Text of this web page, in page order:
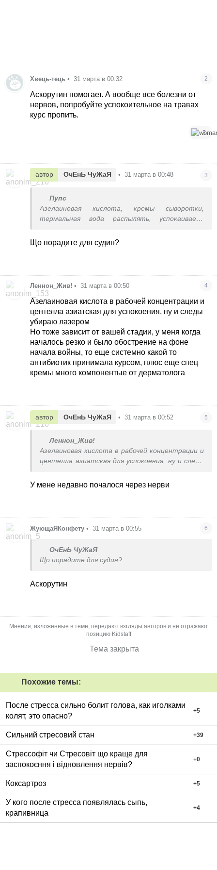
Хвець-тець • 31 марта в 00:32 2
Аскорутин помогает. А вообще все болезни от
нервов, попробуйте успокоительное на травах
курс пропить.
3
автор ОчЕнЬ ЧуЖаЯ • 31 марта в 00:48 3
Пупс
Азелаиновая кислота, кремы сыворотки,
термальная вода распылять, успокаивает,
Що порадите для судин?
Леннон_Жив! • 31 марта в 00:50 4
Азелаиновая кислота в рабочей концентрации и
центелла азиатская для успокоения, ну и следы
убираю лазером
Но тоже зависит от вашей стадии, у меня когда
началось резко и было обострение на фоне
начала войны, то еще системно какой то
антибиотик принимала курсом, плюс еще спец
кремы много компонентые от дерматолога
автор ОчЕнЬ ЧуЖаЯ • 31 марта в 00:52 5
Леннон_Жив!
Азелаиновая кислота в рабочей концентрации и
центелла азиатская для успокоения, ну и следы
Но тоже зависит от вашей стадии, у меня
У мене недавно почалося через нерви
ЖующаЯКонфету • 31 марта в 00:55 6
ОчЕнЬ ЧуЖаЯ
Що порадите для судин?
Аскорутин
Мнения, изложенные в теме, передают взгляды авторов и не отражают
позицию Kidstaff
Тема закрыта
Похожие темы:
После стресса сильно болит голова, как иголками
колят, это опасно?
+5
Сильний стресовий стан +39
Стрессофіт чи Стресовіт що краще для
заспокоєння і відновлення нервів?
+0
Коксартроз +5
У кого после стресса появлялась сыпь,
крапивница
+4